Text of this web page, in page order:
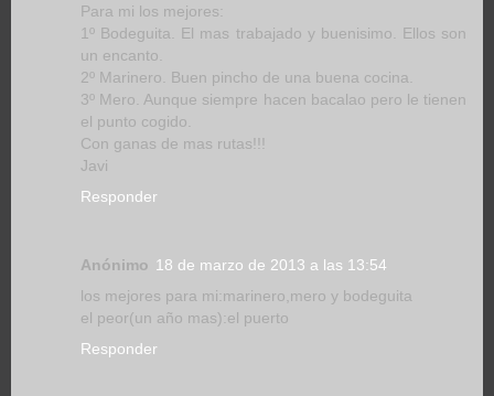
Para mi los mejores:
1º Bodeguita. El mas trabajado y buenisimo. Ellos son
un encanto.
2º Marinero. Buen pincho de una buena cocina.
3º Mero. Aunque siempre hacen bacalao pero le tienen
el punto cogido.
Con ganas de mas rutas!!!
Javi
Responder
Anónimo 18 de marzo de 2013 a las 13:54
los mejores para mi:marinero,mero y bodeguita
el peor(un año mas):el puerto
Responder